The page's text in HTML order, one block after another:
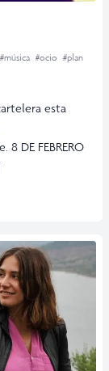
#música #ocio #plan
esta
DE FEBRERO